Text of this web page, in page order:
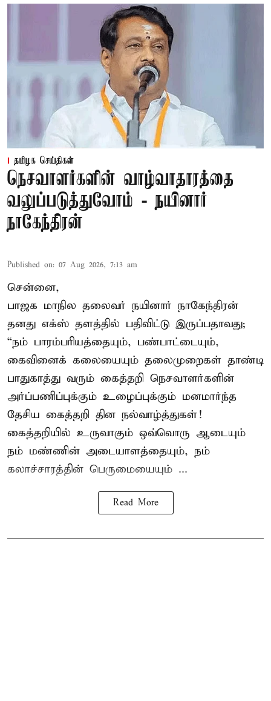
தமிழக செய்திகள்
நெசவாளர்களின் வாழ்வாதாரத்தை
வலுப்படுத்துவோம் - நயினார்
நாகேந்திரன்
Published on: 07 Aug 2026, 7:13 am
சென்னை,
பாஜக மாநில தலைவர் நயினார் நாகேந்திரன்
தனது எக்ஸ் தளத்தில் பதிவிட்டு இருப்பதாவது;
“நம் பாரம்பரியத்தையும், பண்பாட்டையும்,
கைவினைக் கலையையும் தலைமுறைகள் தாண்டி
பாதுகாத்து வரும் கைத்தறி நெசவாளர்களின்
அர்ப்பணிப்புக்கும் உழைப்புக்கும் மனமார்ந்த
தேசிய கைத்தறி தின நல்வாழ்த்துகள்!
கைத்தறியில் உருவாகும் ஒவ்வொரு ஆடையும்
நம் மண்ணின் அடையாளத்தையும், நம்
கலாச்சாரத்தின் பெருமையையும் ...
Read More